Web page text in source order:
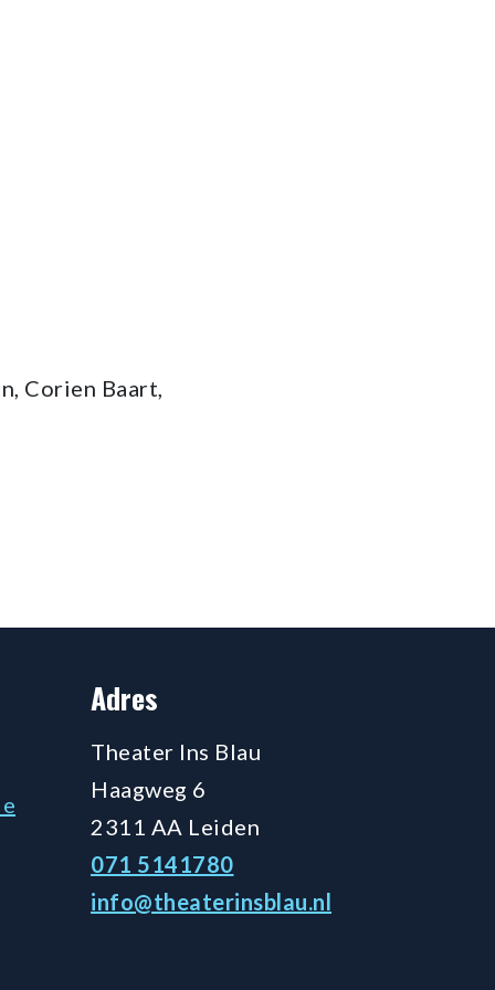
Corien Baart,
Adres
Theater Ins Blau
Haagweg 6
2311 AA Leiden
071 5141780
info@theaterinsblau.nl